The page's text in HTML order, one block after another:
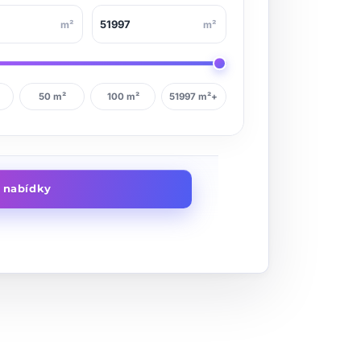
m² m²
50 m² 100 m² 51997 m²+
nabídky